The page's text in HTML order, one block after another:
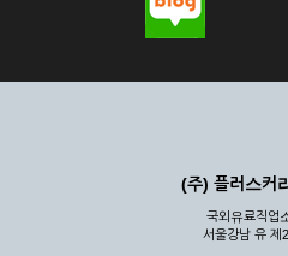
(주) 플러스커
국외유료직업
서울강남 유 제